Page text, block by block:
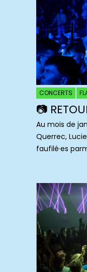
CONCERTS
📷
Au mois de
Querrec,
faufilé·es